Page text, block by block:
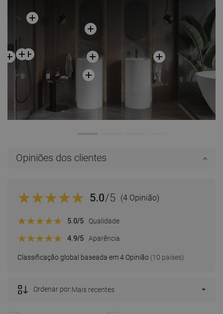
Opiniões dos clientes
5.0/5 (4 Opinião)
Classificação global baseada em 4 Opinião (10 países)
5.0/5 Qualidade
4.9/5 Aparência
Ordenar por:Mais recentes